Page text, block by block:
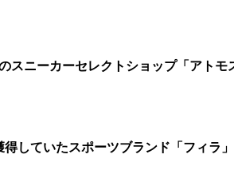
スニーカーセレクトショップ「ア
していたスポーツブランド「フィラ